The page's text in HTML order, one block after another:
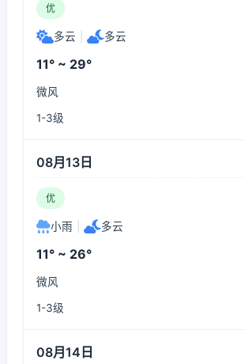
优
多云 多云
11° ~ 29°
微风
1-3级
08月13日
优
小雨 多云
11° ~ 26°
微风
1-3级
08月14日